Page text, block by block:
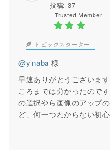
投稿: 37
Trusted Member
トピックスターター
@yinaba 様
早速ありがとうございま
ころまでは分かったので
の選択やら画像のアップ
ど、何一つわからない初